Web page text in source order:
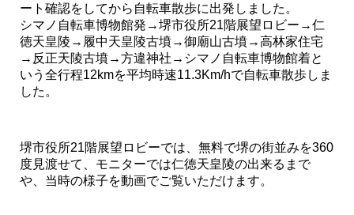
ート確認をしてから自転車散歩に出発しました。
シマノ自転車博物館発→堺市役所21階展望ロビー→仁
徳天皇陵→履中天皇陵古墳→御廟山古墳→高林家住宅
→反正天陵古墳→方違神社→シマノ自転車博物館着と
いう全行程12kmを平均時速11.3Km/hで自転車散歩しま
した。
堺市役所21階展望ロビーでは、無料で堺の街並みを360
度見渡せて、モニターでは仁徳天皇陵の出来るまで
や、当時の様子を動画でご覧いただけます。